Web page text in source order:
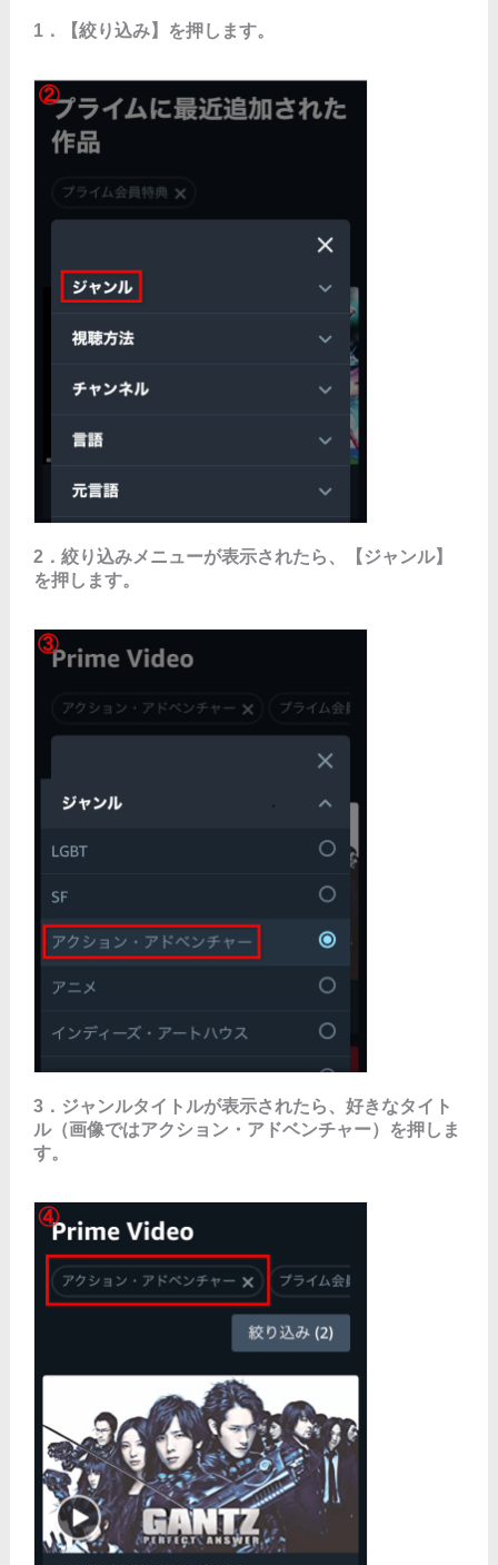
1．【絞り込み】を押します。
2．絞り込みメニューが表示されたら、【ジャンル】
を押します。
3．ジャンルタイトルが表示されたら、好きなタイト
ル（画像ではアクション・アドベンチャー）を押しま
す。